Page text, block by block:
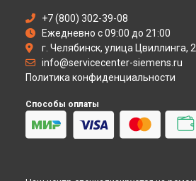
Ремонт духового шкафа HE 330650
Челнах
Ремонт духового шкафа HE 330650
+7 (800) 302-39-08
Ежедневно с 09:00 до 21:00
г. Челябинск, улица Цвиллинга,
info@servicecenter-siemens.ru
Политика конфиденциальности
Способы оплаты